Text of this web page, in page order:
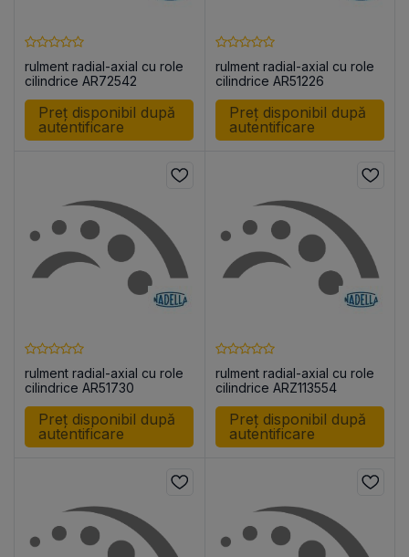
rulment radial-axial cu role
cilindrice AR72542
Preț disponibil după
autentificare
rulment radial-axial cu role
cilindrice AR51226
Preț disponibil după
autentificare
rulment radial-axial cu role
cilindrice AR51730
Preț disponibil după
autentificare
rulment radial-axial cu role
cilindrice ARZ113554
Preț disponibil după
autentificare